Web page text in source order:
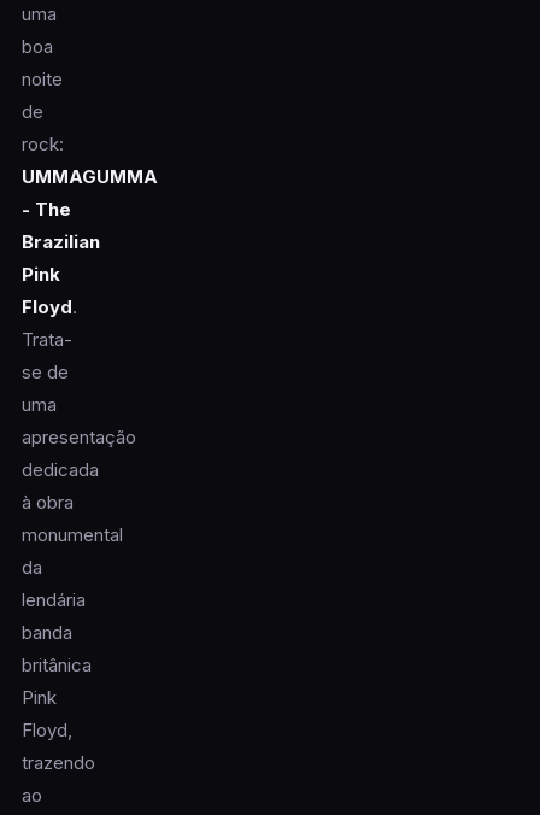
uma
boa
noite
de
rock:
UMMAGUMMA
- The
Brazilian
Pink
Floyd.
Trata-
se de
uma
apresentação
dedicada
à obra
monumental
da
lendária
banda
britânica
Pink
Floyd,
trazendo
ao